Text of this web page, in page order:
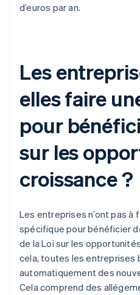
d’euros par an.
Les
elles faire
pour
sur les
croissance ?
Les entreprises n’ont pas à
spécifique pour bénéficier
de la Loi sur les
cela, toutes les entreprises
automatiquement des
Cela comprend des